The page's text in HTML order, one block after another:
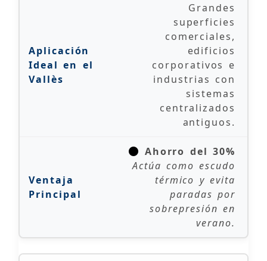
Grandes
superficies
comerciales,
edificios
corporativos e
industrias con
sistemas
centralizados
antiguos.
Ahorro del 30%
Actúa como escudo
térmico y evita
paradas por
sobrepresión en
verano.